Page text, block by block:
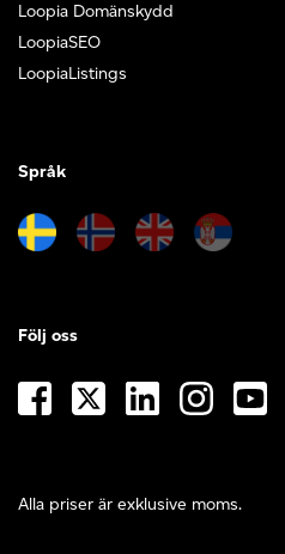
Loopia Domänskydd
LoopiaSEO
LoopiaListings
Språk
Alla priser är exklusive moms.
Följ oss